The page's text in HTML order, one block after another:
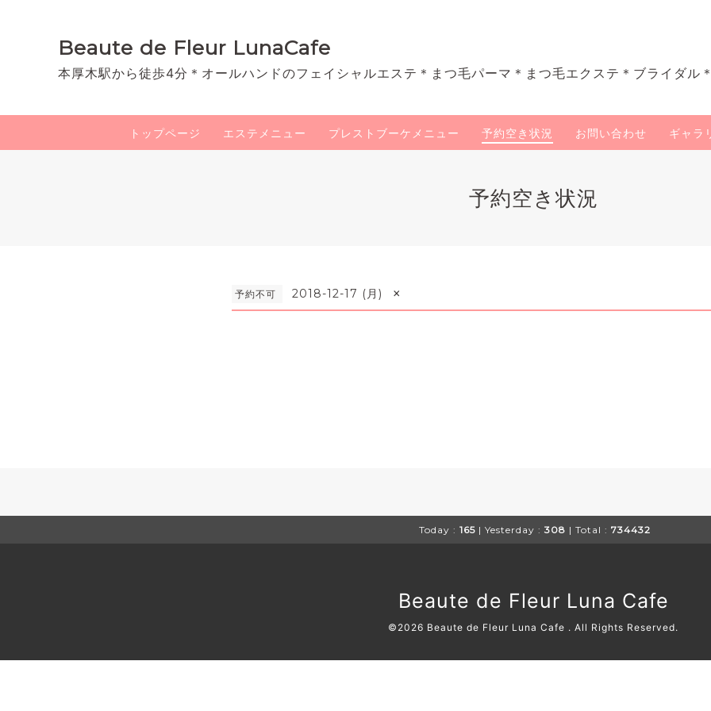
Beaute de Fleur LunaCafe
本厚木駅から徒歩4分＊オールハンドのフェイシャルエステ＊まつ毛パーマ＊まつ毛エクステ＊ブライダル
トップページ エステメニュー プレストブーケメニュー 予約空き状況 お問い合わせ ギャラ
予約空き状況
予約不可 2018-12-17 (月) ×
Today : 165 | Yesterday : 308 | Total : 734432
Beaute de Fleur Luna Cafe
©2026 Beaute de Fleur Luna Cafe . All Rights Reserved.